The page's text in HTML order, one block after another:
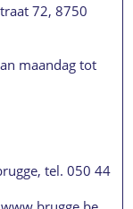
72, 8750
maandag tot
tel. 050 44